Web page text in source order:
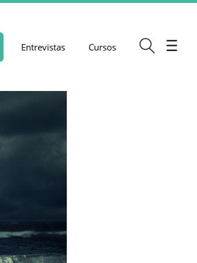
Entrevistas Cursos